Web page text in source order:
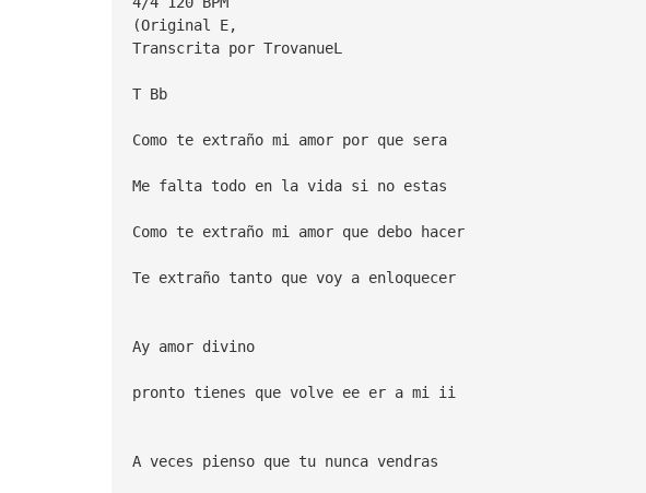
(Original E,
Transcrita por TrovanueL
T Bb
Como te extraño mi amor por que sera
Me falta todo en la vida si no estas
Como te extraño mi amor que debo hacer
Te extraño tanto que voy a enloquecer
Ay amor divino
pronto tienes que volve ee er a mi ii
A veces pienso que tu nunca vendras